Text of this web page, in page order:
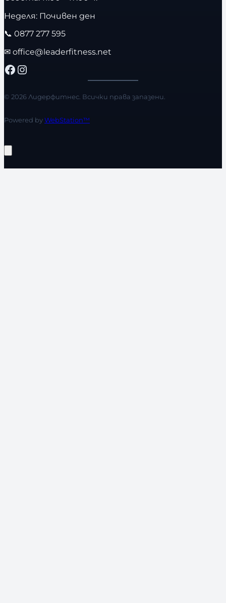
Неделя: Почивен ден
📞 0877 277 595
✉ office@leaderfitness.net
Facebook Instagram
© 2026 Лидерфитнес. Всички права запазени.
Powered byWebStation™